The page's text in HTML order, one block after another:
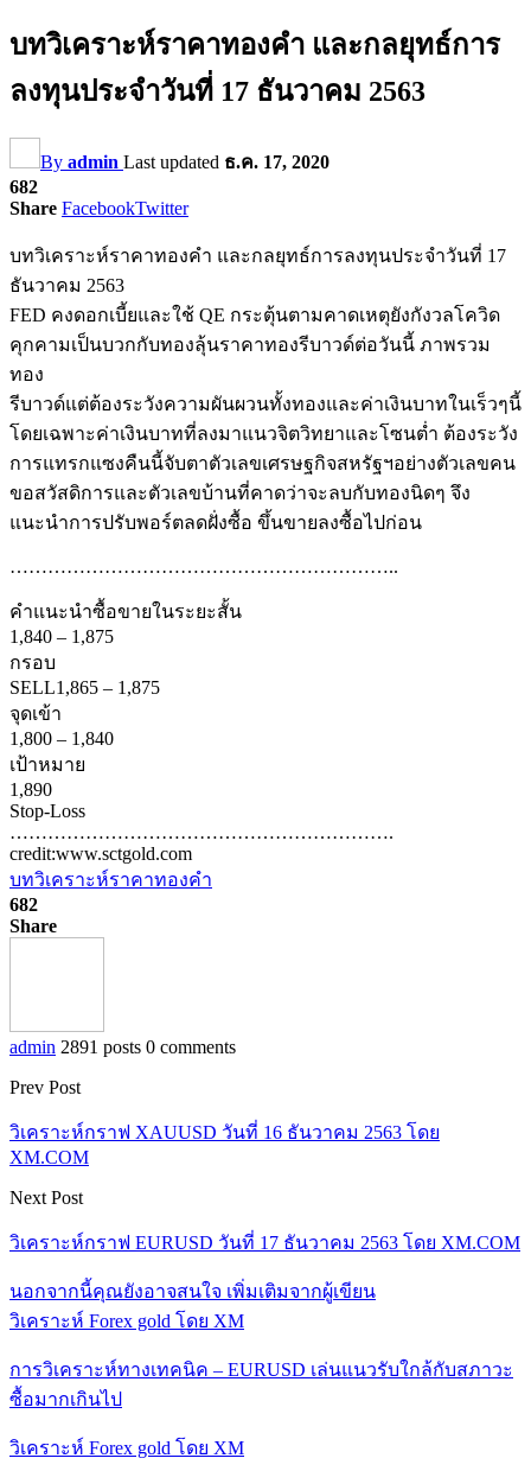
บทวิเคราะห์ราคาทองคำ และกลยุทธ์การ
ลงทุนประจำวันที่ 17 ธันวาคม 2563
By admin Last updated ธ.ค. 17, 2020
682
Share FacebookTwitter
บทวิเคราะห์ราคาทองคำ และกลยุทธ์การลงทุนประจำวันที่ 17
ธันวาคม 2563
FED คงดอกเบี้ยและใช้ QE กระตุ้นตามคาดเหตุยังกังวลโควิด
คุกคามเป็นบวกกับทองลุ้นราคาทองรีบาวด์ต่อวันนี้ ภาพรวม
ทอง
รีบาวด์แต่ต้องระวังความผันผวนทั้งทองและค่าเงินบาทในเร็วๆนี้
โดยเฉพาะค่าเงินบาทที่ลงมาแนวจิตวิทยาและโซนต่ำ ต้องระวัง
การแทรกแซงคืนนี้จับตาตัวเลขเศรษฐกิจสหรัฐฯอย่างตัวเลขคน
ขอสวัสดิการและตัวเลขบ้านที่คาดว่าจะลบกับทองนิดๆ จึง
แนะนำการปรับพอร์ตลดฝั่งซื้อ ขึ้นขายลงซื้อไปก่อน
……………………………………………………..
คำแนะนำซื้อขายในระยะสั้น
1,840 – 1,875
กรอบ
SELL1,865 – 1,875
จุดเข้า
1,800 – 1,840
เป้าหมาย
1,890
Stop-Loss
…………………………………………………….
credit:www.sctgold.com
บทวิเคราะห์ราคาทองคำ
682
Share
admin 2891 posts 0 comments
Prev Post
วิเคราะห์กราฟ XAUUSD วันที่ 16 ธันวาคม 2563 โดย
XM.COM
Next Post
วิเคราะห์กราฟ EURUSD วันที่ 17 ธันวาคม 2563 โดย XM.COM
นอกจากนี้คุณยังอาจสนใจ เพิ่มเติมจากผู้เขียน
วิเคราะห์ Forex gold โดย XM
การวิเคราะห์ทางเทคนิค – EURUSD เล่นแนวรับใกล้กับสภาวะ
ซื้อมากเกินไป
วิเคราะห์ Forex gold โดย XM